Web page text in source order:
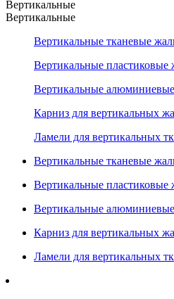
Вертикальные
Вертикальные
Вертикальные тканевые
Вертикальные пластиковые
Вертикальные
Карниз для вертикальных
Ламели для вертикальных
Вертикальные тканевые
Вертикальные пластиковые
Вертикальные
Карниз для вертикальных
Ламели для вертикальных